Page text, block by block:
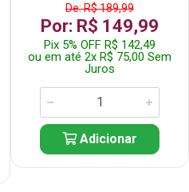
De: R$ 189,99
Por: R$ 149,99
Pix 5% OFF R$ 142,49
ou em até 2x R$ 75,00 Sem
Juros
Adicionar